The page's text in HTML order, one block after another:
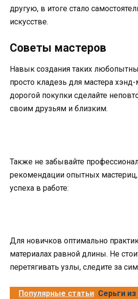
другую, в итоге стало
искусстве.
Советы мастеров
Навык создания таких
просто кладезь для мастера
дорогой покупки сделайте
своим друзьям и близким.
Также не забывайте
рекомендации опытных
успеха в работе:
Для новичков оптимально
материалах равной длины. Не
перетягивать узлы, следите за
Популярные статьи Серьги из